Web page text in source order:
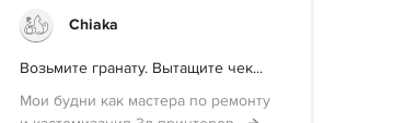
Chiaka
Возьмите гранату. Вытащите чек...
Мои будни как мастера по ремонту